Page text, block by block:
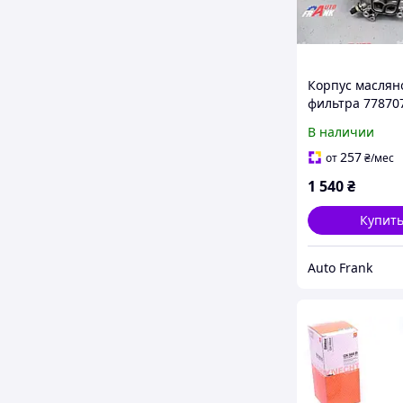
Корпус
фильтра
E87, E46
В наличии
от257₴/мес
1 540₴
Auto Frank